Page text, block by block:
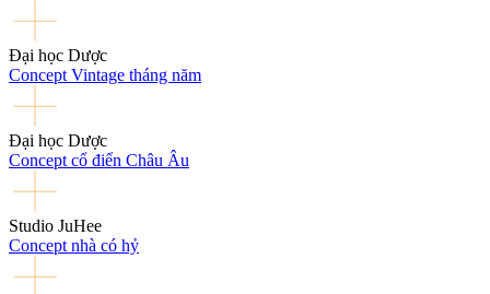
Đại học Dược
Concept Vintage tháng năm
Đại học Dược
Concept cổ điển Châu Âu
Studio JuHee
Concept nhà có hỷ